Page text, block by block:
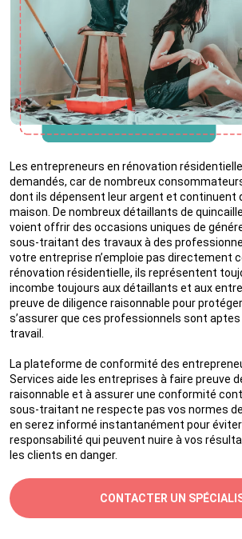
Les entrepreneurs en rénovation
demandés, car de nombreux
dont ils dépensent leur argent et continuent
maison. De nombreux détaillants de
voient offrir des occasions uniques de
sous-traitant des travaux à des
votre entreprise n’emploie pas directement
rénovation résidentielle, ils représentent
incombe toujours aux détaillants et aux
preuve de diligence raisonnable pour
s’assurer que ces professionnels sont
travail.
La plateforme de conformité des
Services aide les entreprises à faire preuve
raisonnable et à assurer une conformité
sous-traitant ne respecte pas vos normes
en serez informé instantanément pour
responsabilité qui peuvent nuire à vos
les clients en danger.
CONTACTER UN